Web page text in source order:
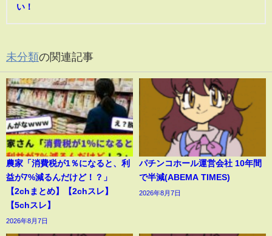
い！
未分類の関連記事
農家「消費税が1％になると、利
益が7%減るんだけど！？」
【2chまとめ】【2chスレ】
【5chスレ】
2026年8月7日
パチンコホール運営会社 10年間
で半減(ABEMA TIMES)
2026年8月7日